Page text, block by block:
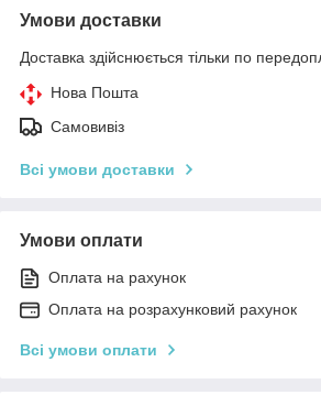
Умови доставки
Доставка здійснюється тільки по
Нова Пошта
Самовивіз
Всі умови доставки
Умови оплати
Оплата на рахунок
Оплата на розрахунковий рахунок
Всі умови оплати